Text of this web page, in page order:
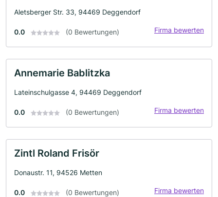
Aletsberger Str. 33, 94469 Deggendorf
0.0 (0 Bewertungen) Firma bewerten
Annemarie Bablitzka
Lateinschulgasse 4, 94469 Deggendorf
0.0 (0 Bewertungen) Firma bewerten
Zintl Roland Frisör
Donaustr. 11, 94526 Metten
0.0 (0 Bewertungen) Firma bewerten